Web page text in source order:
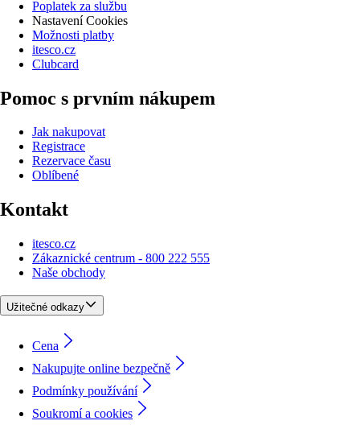
Poplatek za službu
Nastavení Cookies
Možnosti platby
itesco.cz
Clubcard
Pomoc s prvním nákupem
Jak nakupovat
Registrace
Rezervace času
Oblíbené
Kontakt
itesco.cz
Zákaznické centrum - 800 222 555
Naše obchody
Užitečné odkazy
Cena
Nakupujte online bezpečně
Podmínky používání
Soukromí a cookies